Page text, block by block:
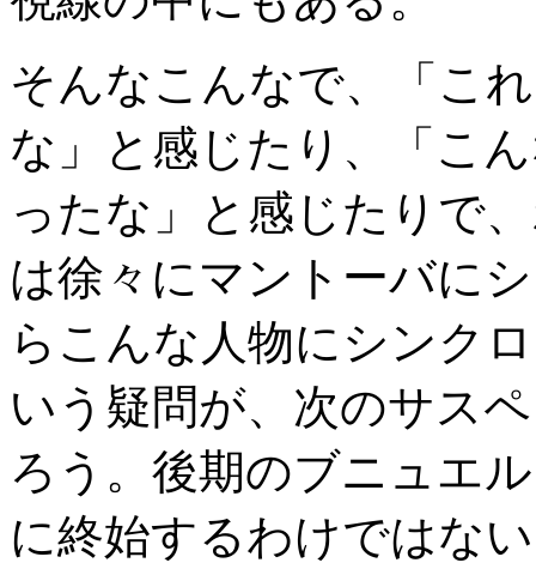
そんなこんなで、「こ
な」と感じたり、「こ
ったな」と感じたりで
は徐々にマントーバに
らこんな人物にシンク
いう疑問が、次のサス
ろう。後期のブニュエ
に終始するわけではな